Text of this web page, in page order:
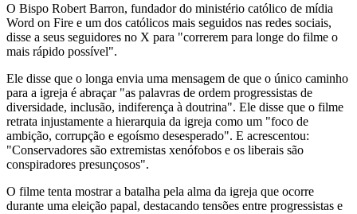
O Bispo Robert Barron, fundador do ministério católico de mídia
Word on Fire e um dos católicos mais seguidos nas redes sociais,
disse a seus seguidores no X para "correrem para longe do filme o
mais rápido possível".
Ele disse que o longa envia uma mensagem de que o único caminho
para a igreja é abraçar "as palavras de ordem progressistas de
diversidade, inclusão, indiferença à doutrina". Ele disse que o filme
retrata injustamente a hierarquia da igreja como um "foco de
ambição, corrupção e egoísmo desesperado". E acrescentou:
"Conservadores são extremistas xenófobos e os liberais são
conspiradores presunçosos".
O filme tenta mostrar a batalha pela alma da igreja que ocorre
durante uma eleição papal, destacando tensões entre progressistas e